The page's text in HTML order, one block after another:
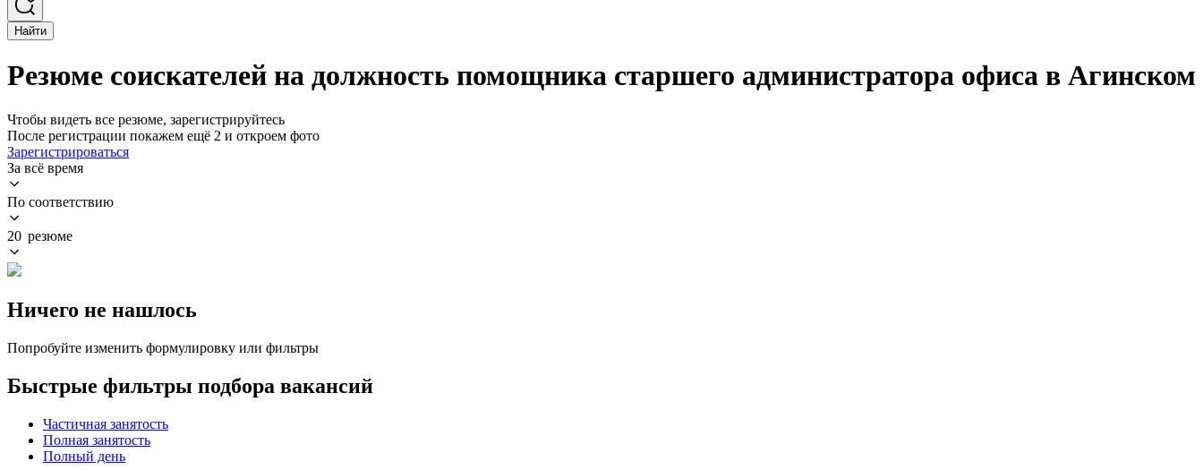
Найти
Резюме соискателей на должность помощника старшего администратора офиса в Агинском
Чтобы видеть все резюме, зарегистрируйтесь
После регистрации покажем ещё 2 и откроем фото
Зарегистрироваться
За всё время
По соответствию
20 резюме
Ничего не нашлось
Попробуйте изменить формулировку или фильтры
Быстрые фильтры подбора вакансий
Частичная занятость
Полная занятость
Полный день